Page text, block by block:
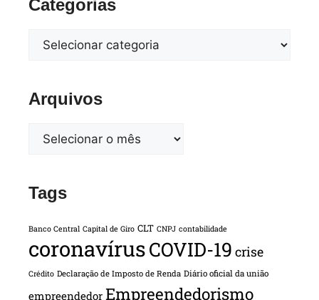
Categorias
Arquivos
Tags
Banco Central Capital de Giro CLT CNPJ contabilidade
coronavírusCOVID-19 crise
Crédito Declaração de Imposto de Renda Diário oficial da união
empreendedor Empreendedorismo